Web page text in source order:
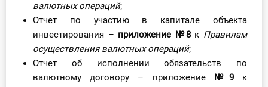
Интернет-магазин
О Системе
Обучение
валютных операций;
Отчет по участию в капитале объекта
инвестирования – приложение №8к Правилам
осуществления валютных операций;
Отчет об исполнении обязательств по
валютному договору – приложение
№9к